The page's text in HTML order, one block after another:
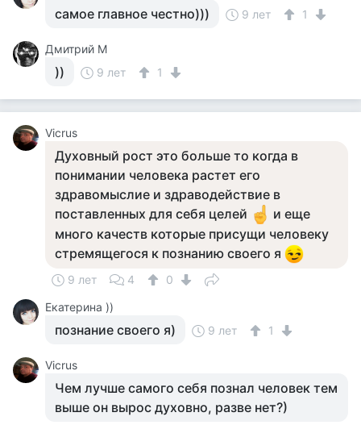
самое главное честно))) 9 лет 1
Дмитрий М
)) 9 лет 1
Vicrus
Духовный рост это больше то когда в
понимании человека растет его
здравомыслие и здраводействие в
поставленных для себя целей
и еще
много качеств которые присущи человеку
стремящегося к познанию своего я
9 лет 4
0
Екатерина ))
познание своего я) 9 лет 1
Vicrus
Чем лучше самого себя познал человек тем
выше он вырос духовно, разве нет?)